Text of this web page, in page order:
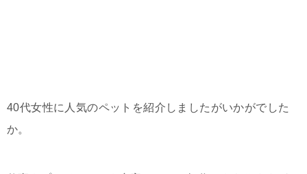
40代女性に人気のペットを紹介しましたがいかがでした
か。